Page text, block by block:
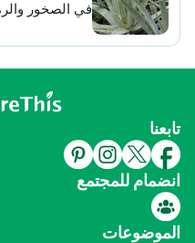
وفي بعض
في الصخور
الانسيابي
مستحضرات
الرائعة التي
تابعنا
انضمام للمجتمع
الموضوعات